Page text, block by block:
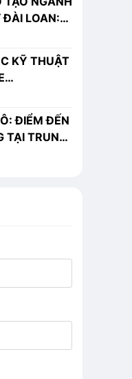
ĐÀI LOAN:
BẬT
KỸ THUẬT
大學)
ĐIỂM ĐẾN
TẠI TRUNG